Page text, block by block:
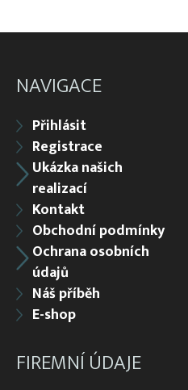
NAVIGACE
Přihlásit
Registrace
Ukázka našich
realizací
Kontakt
Obchodní podmínky
Ochrana osobních
údajů
Náš příběh
E-shop
FIREMNÍ ÚDAJE